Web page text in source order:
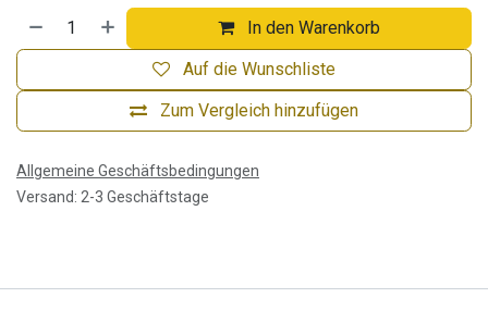
In den Warenkorb
Zum Vergleich hinzufügen
Auf die Wunschliste
Allgemeine Geschäftsbedingungen
Versand: 2-3 Geschäftstage